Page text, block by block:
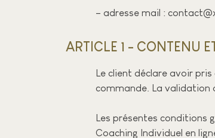
– adresse mail :
ARTICLE 1 - CONTENU
Le client déclare avoir
commande. La validation
Les présentes conditions
Coaching Individuel en